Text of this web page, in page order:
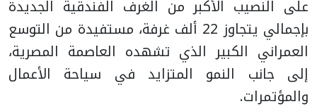
على النصيب الأكبر من الغرف الفندقية الجديدة
بإجمالي يتجاوز 22 ألف غرفة، مستفيدة من التوسع
العمراني الكبير الذي تشهده العاصمة المصرية،
إلى جانب النمو المتزايد في سياحة الأعمال
والمؤتمرات.